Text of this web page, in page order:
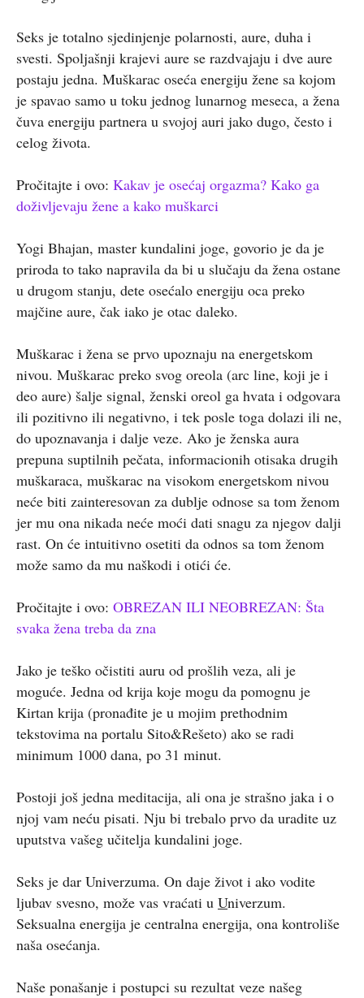
Seks je totalno sjedinjenje polarnosti, aure, duha i
svesti. Spoljašnji krajevi aure se razdvajaju i dve aure
postaju jedna. Muškarac oseća energiju žene sa kojom
je spavao samo u toku jednog lunarnog meseca, a žena
čuva energiju partnera u svojoj auri jako dugo, često i
celog života.
Pročitajte i ovo: Kakav je osećaj orgazma? Kako ga
doživljevaju žene a kako muškarci
Yogi Bhajan, master kundalini joge, govorio je da je
priroda to tako napravila da bi u slučaju da žena ostane
u drugom stanju, dete osećalo energiju oca preko
majčine aure, čak iako je otac daleko.
Muškarac i žena se prvo upoznaju na energetskom
nivou. Muškarac preko svog oreola (arc line, koji je i
deo aure) šalje signal, ženski oreol ga hvata i odgovara
ili pozitivno ili negativno, i tek posle toga dolazi ili ne,
do upoznavanja i dalje veze. Ako je ženska aura
prepuna suptilnih pečata, informacionih otisaka drugih
muškaraca, muškarac na visokom energetskom nivou
neće biti zainteresovan za dublje odnose sa tom ženom
jer mu ona nikada neće moći dati snagu za njegov dalji
rast. On će intuitivno osetiti da odnos sa tom ženom
može samo da mu naškodi i otići će.
Pročitajte i ovo: OBREZAN ILI NEOBREZAN: Šta
svaka žena treba da zna
Jako je teško očistiti auru od prošlih veza, ali je
moguće. Jedna od krija koje mogu da pomognu je
Kirtan krija (pronađite je u mojim prethodnim
tekstovima na portalu Sito&Rešeto) ako se radi
minimum 1000 dana, po 31 minut.
Postoji još jedna meditacija, ali ona je strašno jaka i o
njoj vam neću pisati. Nju bi trebalo prvo da uradite uz
uputstva vašeg učitelja kundalini joge.
Seks je dar Univerzuma. On daje život i ako vodite
ljubav svesno, može vas vraćati u Univerzum.
Seksualna energija je centralna energija, ona kontroliše
naša osećanja.
Naše ponašanje i postupci su rezultat veze našeg